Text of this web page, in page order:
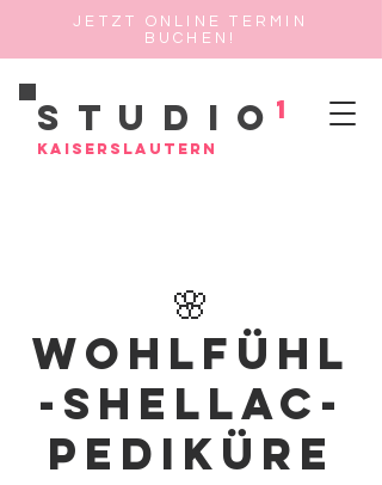
JETZT ONLINE TERMIN
BUCHEN!
Studio
Kaiserslautern
1
🌸
Wohlfühl
-Shellac-
Pediküre